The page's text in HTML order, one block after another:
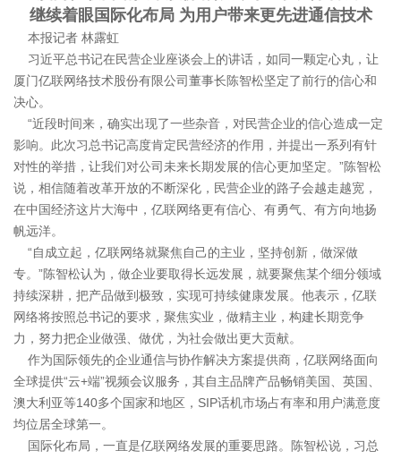
继续着眼国际化布局 为用户带来更先进通信技术
本报记者 林露虹
习近平总书记在民营企业座谈会上的讲话，如同一颗定心丸，让
厦门亿联网络技术股份有限公司董事长陈智松坚定了前行的信心和
决心。
“近段时间来，确实出现了一些杂音，对民营企业的信心造成一定
影响。此次习总书记高度肯定民营经济的作用，并提出一系列有针
对性的举措，让我们对公司未来长期发展的信心更加坚定。”陈智松
说，相信随着改革开放的不断深化，民营企业的路子会越走越宽，
在中国经济这片大海中，亿联网络更有信心、有勇气、有方向地扬
帆远洋。
“自成立起，亿联网络就聚焦自己的主业，坚持创新，做深做
专。”陈智松认为，做企业要取得长远发展，就要聚焦某个细分领域
持续深耕，把产品做到极致，实现可持续健康发展。他表示，亿联
网络将按照总书记的要求，聚焦实业，做精主业，构建长期竞争
力，努力把企业做强、做优，为社会做出更大贡献。
作为国际领先的企业通信与协作解决方案提供商，亿联网络面向
全球提供“云+端”视频会议服务，其自主品牌产品畅销美国、英国、
澳大利亚等140多个国家和地区，SIP话机市场占有率和用户满意度
均位居全球第一。
国际化布局，一直是亿联网络发展的重要思路。陈智松说，习总